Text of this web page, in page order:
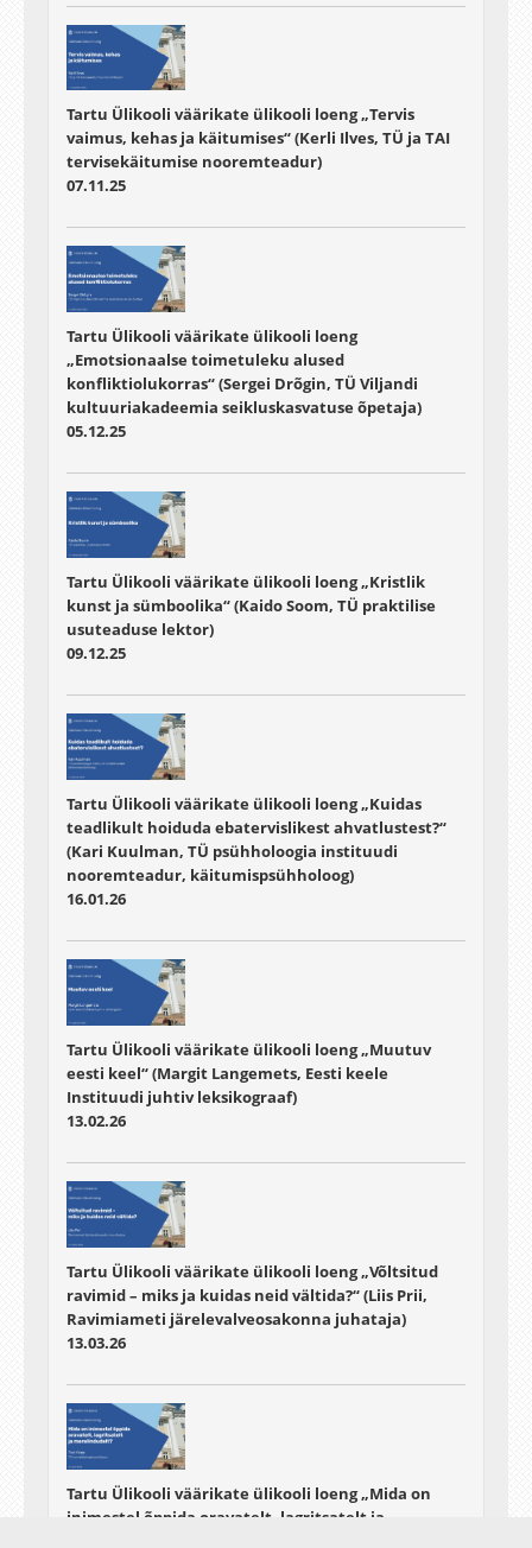
Tartu Ülikooli väärikate ülikooli loeng „Tervis
vaimus, kehas ja käitumises“ (Kerli Ilves, TÜ ja TAI
tervisekäitumise nooremteadur)
07.11.25
Tartu Ülikooli väärikate ülikooli loeng
„Emotsionaalse toimetuleku alused
konfliktiolukorras“ (Sergei Drõgin, TÜ Viljandi
kultuuriakadeemia seikluskasvatuse õpetaja)
05.12.25
Tartu Ülikooli väärikate ülikooli loeng „Kristlik
kunst ja sümboolika“ (Kaido Soom, TÜ praktilise
usuteaduse lektor)
09.12.25
Tartu Ülikooli väärikate ülikooli loeng „Kuidas
teadlikult hoiduda ebatervislikest ahvatlustest?“
(Kari Kuulman, TÜ psühholoogia instituudi
nooremteadur, käitumispsühholoog)
16.01.26
Tartu Ülikooli väärikate ülikooli loeng „Muutuv
eesti keel“ (Margit Langemets, Eesti keele
Instituudi juhtiv leksikograaf)
13.02.26
Tartu Ülikooli väärikate ülikooli loeng „Võltsitud
ravimid – miks ja kuidas neid vältida?“ (Liis Prii,
Ravimiameti järelevalveosakonna juhataja)
13.03.26
Tartu Ülikooli väärikate ülikooli loeng „Mida on
inimestel õppida oravatelt, lagritsatelt ja